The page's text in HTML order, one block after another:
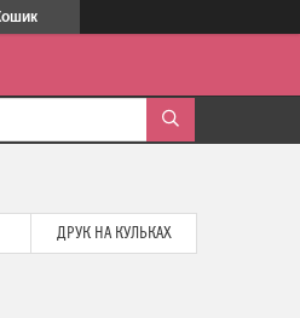
ДРУК НА КУЛЬКАХ